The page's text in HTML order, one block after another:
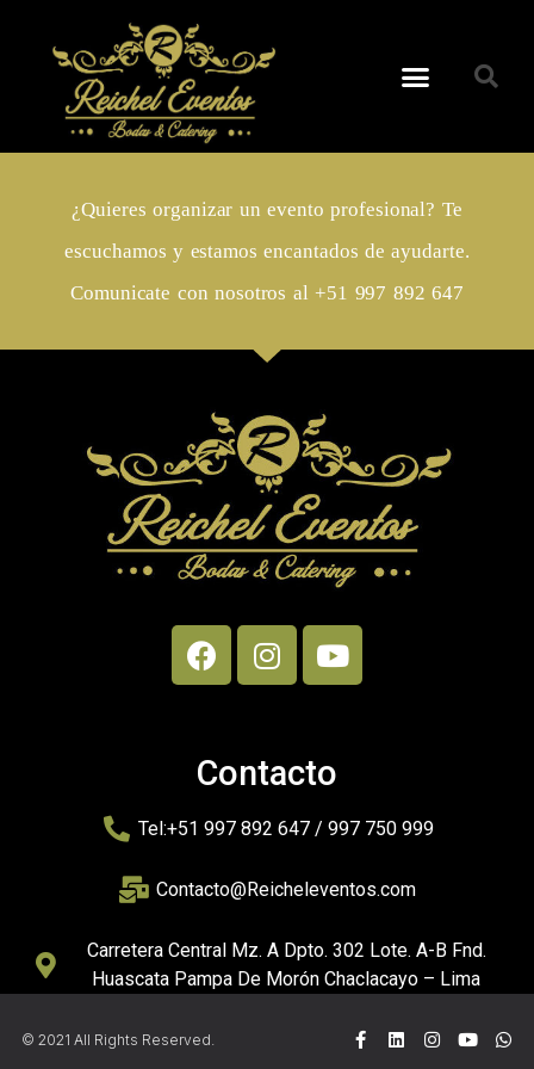
¿Quieres organizar un evento profesional? Te
escuchamos y estamos encantados de ayudarte.
Comunicate con nosotros al +51 997 892 647
Contacto
Tel:+51 997 892 647 / 997 750 999
Contacto@Reicheleventos.com
Carretera Central Mz. A Dpto. 302 Lote. A-B Fnd.
Huascata Pampa De Morón Chaclacayo – Lima
© 2021 All Rights Reserved.